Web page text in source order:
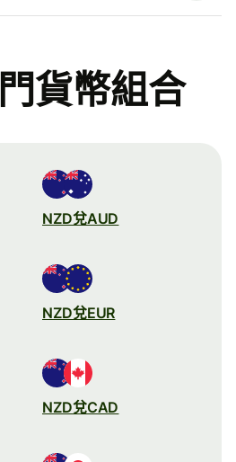
貨幣組合
NZD兌AUD
NZD兌EUR
NZD兌CAD